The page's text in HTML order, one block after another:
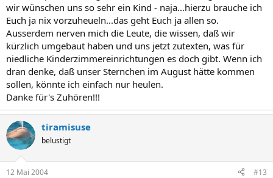
wir wünschen uns so sehr ein Kind - naja...hierzu brauche ich
Euch ja nix vorzuheueln...das geht Euch ja allen so.
Ausserdem nerven mich die Leute, die wissen, daß wir
kürzlich umgebaut haben und uns jetzt zutexten, was für
niedliche Kinderzimmereinrichtungen es doch gibt. Wenn ich
dran denke, daß unser Sternchen im August hätte kommen
sollen, könnte ich einfach nur heulen.
Danke für's Zuhören!!!
tiramisuse
belustigt
12 Mai 2004 #13